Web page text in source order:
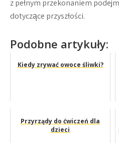
z pełnym przekonaniem
dotyczące przyszłości.
Podobne artykuły:
Kiedy zrywać owoce śliwki?
Przyrządy do ćwiczeń dla
dzieci